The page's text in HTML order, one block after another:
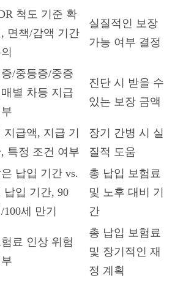
척도 기준 확
, 면책/감액 기간
실질적인 보장
가능 여부 결정
/중등증/중증
별 차등 지급
진단 시 받을 수
있는 보장 금액
지급액, 지급 기
특정 조건 여부
장기 간병 시 실
질적 도움
납입 기간 vs.
납입 기간, 90
100세 만기
총 납입 보험료
및 노후 대비 기
간
료 인상 위험
총 납입 보험료
및 장기적인 재
정 계획